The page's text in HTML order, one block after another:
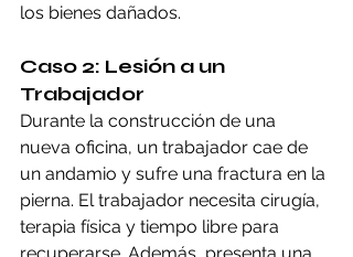
los bienes dañados.
Caso 2: Lesión a un
Trabajador
Durante la construcción de una
nueva oficina, un trabajador cae de
un andamio y sufre una fractura en la
pierna. El trabajador necesita cirugía,
terapia física y tiempo libre para